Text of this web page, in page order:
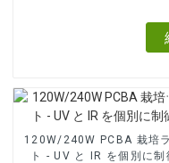
120W/240W PCBA 栽培
ト - UV と IR を個別に制